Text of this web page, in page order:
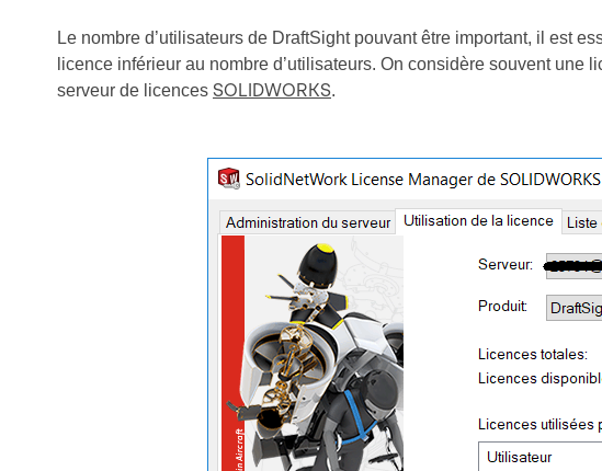
Le nombre d’utilisateurs de DraftSight pouvant être important, il est
licence inférieur au nombre d’utilisateurs. On considère souvent
serveur de licences SOLIDWORKS.